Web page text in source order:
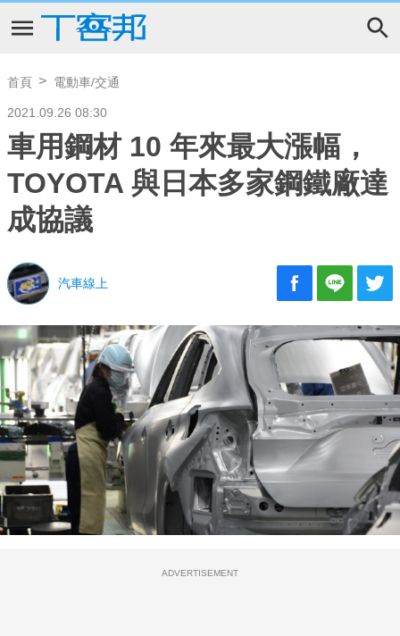
首頁 電動車/交通
2021.09.26 08:30
車用鋼材 10 年來最大漲幅，
TOYOTA 與日本多家鋼鐵廠達
成協議
汽車線上
ADVERTISEMENT